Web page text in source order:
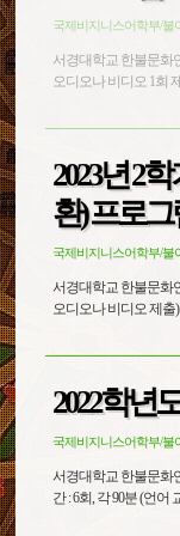
국제비지니스어학부/불
서경대학교 한불문화연구소 엑스마르세유대학교
2023년 2학
환) 프로그
국제비지니스어학부/불
서경대학교 한불문화연구소 엑스마르세유대학교
2022학년
국제비지니스어학부/불
서경대학교 한불문화연구소 엑스마르세유대학교